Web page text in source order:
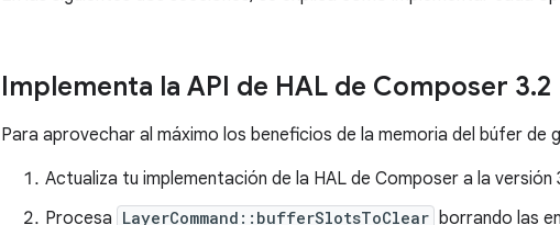
Implementa la API de HAL de Composer 3.2
Para aprovechar al máximo los beneficios de la memoria del búfer de
Actualiza tu implementación de la HAL de Composer a la versión
Procesa LayerCommand::bufferSlotsToClear borrando las